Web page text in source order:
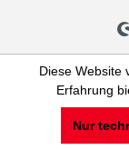
Diese Website
Erfahrung
Nur